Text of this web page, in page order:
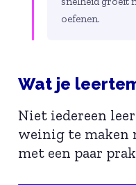
oefenen.
Wat je
Niet iedereen
weinig te maken
met een paar